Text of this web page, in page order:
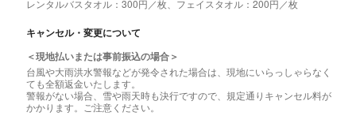
レンタルバスタオル：300円／枚、フェイスタオル：200円／枚
キャンセル・変更について
＜現地払いまたは事前振込の場合＞
台風や大雨洪水警報などが発令された場合は、現地にいらっしゃらなく
ても全額返金いたします。
警報がない場合、雪や雨天時も決行ですので、規定通りキャンセル料が
かかります。ご注意ください。